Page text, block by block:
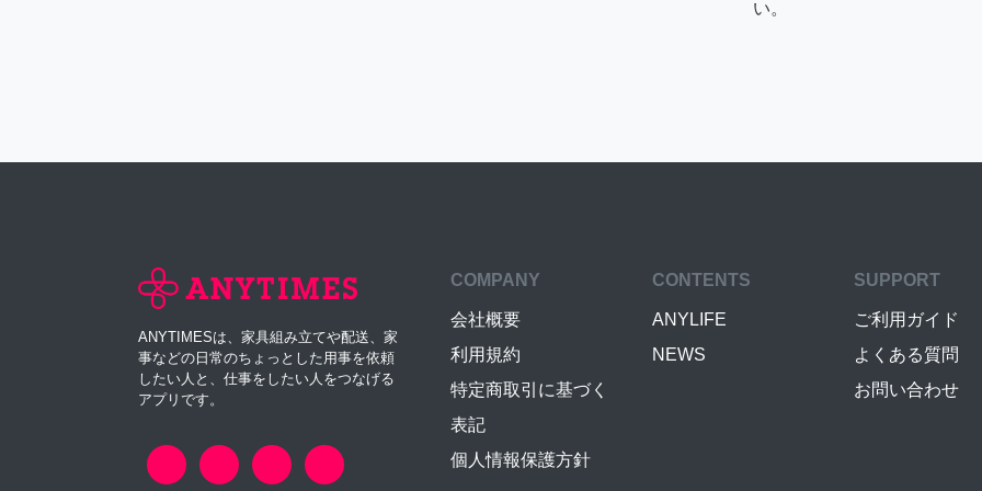
い。
ANYTIMESは、家具組み立てや配送、家
事などの日常のちょっとした用事を依頼
したい人と、仕事をしたい人をつなげる
アプリです。
COMPANY
会社概要
利用規約
特定商取引に基づく
表記
個人情報保護方針
CONTENTS
ANYLIFE
NEWS
SUPPORT
ご利用ガイド
よくある質問
お問い合わせ